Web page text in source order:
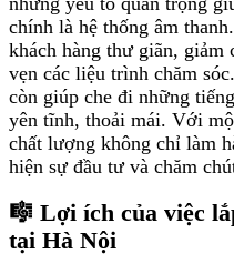
chính là hệ thống âm
khách hàng thư giãn, giảm
vẹn các liệu trình chăm
còn giúp che đi những
yên tĩnh, thoải mái. Với
chất lượng không chỉ làm
hiện sự đầu tư và chăm
🎼 Lợi ích của việc
tại Hà Nội